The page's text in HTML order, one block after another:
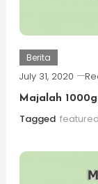
Berita
July 31, 2020
Majalah
Tagged featured